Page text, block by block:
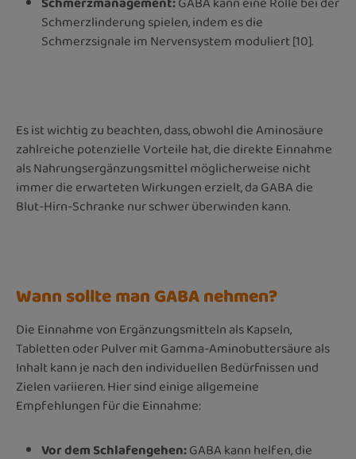
Schmerzlinderung spielen, indem es die
Schmerzsignale im Nervensystem moduliert [10].
Es ist wichtig zu beachten, dass, obwohl die Aminosäure
zahlreiche potenzielle Vorteile hat, die direkte Einnahme
als Nahrungsergänzungsmittel möglicherweise nicht
immer die erwarteten Wirkungen erzielt, da GABA die
Blut-Hirn-Schranke nur schwer überwinden kann.
Wann sollte man GABA nehmen?
Die Einnahme von Ergänzungsmitteln als Kapseln,
Tabletten oder Pulver mit Gamma-Aminobuttersäure als
Inhalt kann je nach den individuellen Bedürfnissen und
Zielen variieren. Hier sind einige allgemeine
Empfehlungen für die Einnahme:
Vor dem Schlafengehen:GABA kann helfen, die